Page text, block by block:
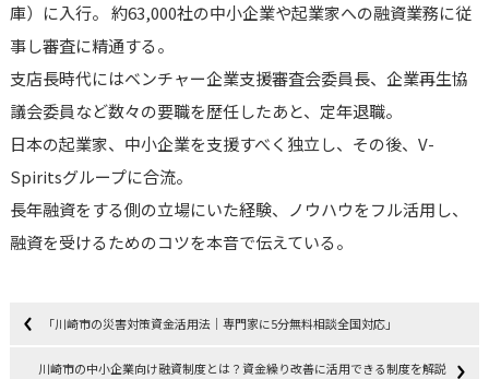
庫）に入行。 約63,000社の中小企業や起業家への融資業務に従
事し審査に精通する。
支店長時代にはベンチャー企業支援審査会委員長、企業再生協
議会委員など数々の要職を歴任したあと、定年退職。
日本の起業家、中小企業を支援すべく独立し、その後、V-
Spiritsグループに合流。
長年融資をする側の立場にいた経験、ノウハウをフル活用し、
融資を受けるためのコツを本音で伝えている。
「川崎市の災害対策資金活用法｜専門家に5分無料相談全国対応」
川崎市の中小企業向け融資制度とは？資金繰り改善に活用できる制度を解説